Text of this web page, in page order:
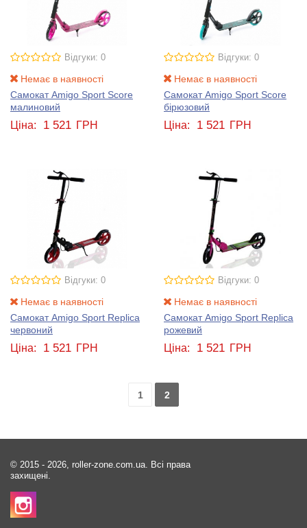
Відгуки: 0
Немає в наявності
Самокат Amigo Sport Score
малиновий
Ціна: 1 521 ГРН
Відгуки: 0
Немає в наявності
Самокат Amigo Sport Score
бірюзовий
Ціна: 1 521 ГРН
Відгуки: 0
Немає в наявності
Самокат Amigo Sport Replica
червоний
Ціна: 1 521 ГРН
Відгуки: 0
Немає в наявності
Самокат Amigo Sport Replica
рожевий
Ціна: 1 521 ГРН
1 2
© 2015 - 2026, roller-zone.com.ua. Всі права
захищені.